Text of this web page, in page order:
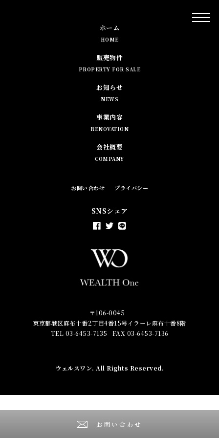
お問い合わせ
ホーム
HOME
販売物件
PROPERTY FOR SALE
お知らせ
NEWS
事業内容
RENOVATION
会社概要
COMPANY
お問い合わせ プライバシー
SNSシェア
〒106-0045
東京都港区麻布十番2丁目4番15号イラーレ麻布十番8階
TEL 03-6453-7135
FAX 03-6453-7136
ウェルスワン. All Rights Reserved.